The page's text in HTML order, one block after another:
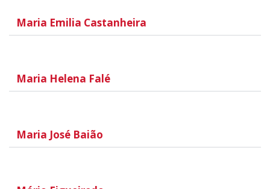
Maria Emilia Castanheira
Maria Helena Falé
Maria José Baião